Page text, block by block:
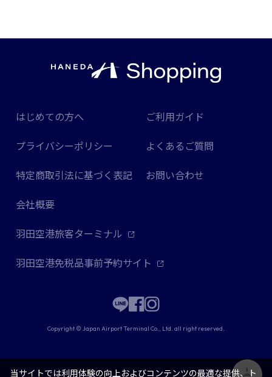
はじめての方へ
ご利用ガイド
プライバシーポリシー
よくあるご質問
特定商取引法に基づく表記
お問い合わせ
会社概要
羽田空港旅客ターミナル
羽田空港免税品事前予約サイト
Copyright © Japan Airport Terminal Co., Ltd. all right reserved.
当サイトでは利用体験の向上およびコンテンツの最適な提供、ト